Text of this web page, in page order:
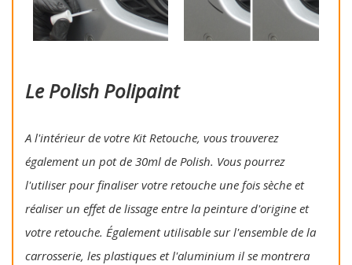
Le Polish Polipaint
A l'intérieur de votre Kit Retouche, vous trouverez
également un pot de 30ml de Polish. Vous pourrez
l'utiliser pour finaliser votre retouche une fois sèche et
réaliser un effet de lissage entre la peinture d'origine et
votre retouche. Également utilisable sur l'ensemble de la
carrosserie, les plastiques et l'aluminium il se montrera